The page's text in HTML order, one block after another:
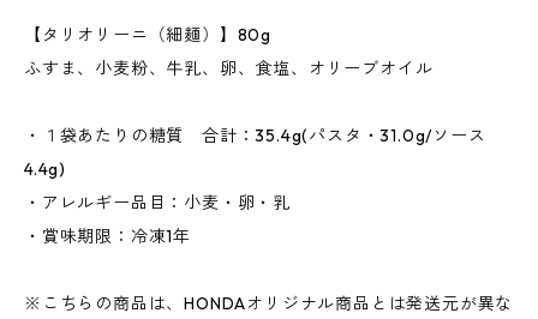
【タリオリーニ（細麺）】80g
ふすま、小麦粉、牛乳、卵、食塩、オリーブオイル
・１袋あたりの糖質 合計：35.4g(パスタ・31.0g/ソース
4.4g)
・アレルギー品目：小麦・卵・乳
・賞味期限：冷凍1年
※こちらの商品は、HONDAオリジナル商品とは発送元が異な